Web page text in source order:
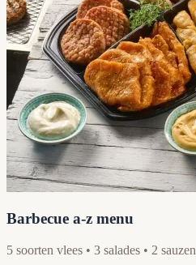
Barbecue a-z menu
5 soorten vlees • 3 salades • 2 sauzen